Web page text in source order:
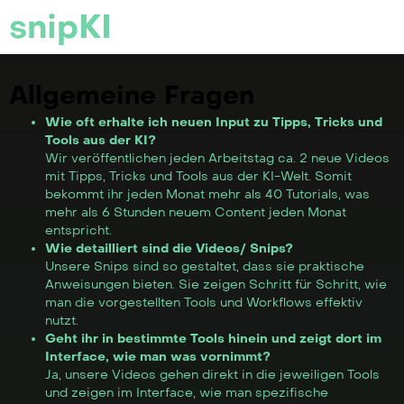
snipKI
Wie oft erhalte ich neuen Input zu Tipps, Tricks und
Tools aus der KI?
Wir veröffentlichen jeden Arbeitstag ca. 2 neue Videos
mit Tipps, Tricks und Tools aus der KI-Welt. Somit
bekommt ihr jeden Monat mehr als 40 Tutorials, was
mehr als 6 Stunden neuem Content jeden Monat
entspricht.
Wie detailliert sind die Videos/ Snips?
Unsere Snips sind so gestaltet, dass sie praktische
Anweisungen bieten. Sie zeigen Schritt für Schritt, wie
man die vorgestellten Tools und Workflows effektiv
nutzt.
Geht ihr in bestimmte Tools hinein und zeigt dort im
Interface, wie man was vornimmt?
Ja, unsere Videos gehen direkt in die jeweiligen Tools
und zeigen im Interface, wie man spezifische